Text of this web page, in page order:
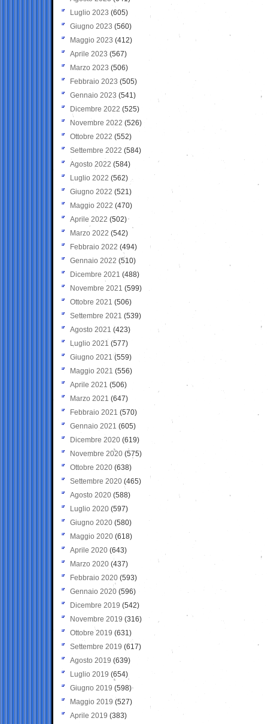
Luglio 2023 (605)
Giugno 2023 (560)
Maggio 2023 (412)
Aprile 2023 (567)
Marzo 2023 (506)
Febbraio 2023 (505)
Gennaio 2023 (541)
Dicembre 2022 (525)
Novembre 2022 (526)
Ottobre 2022 (552)
Settembre 2022 (584)
Agosto 2022 (584)
Luglio 2022 (562)
Giugno 2022 (521)
Maggio 2022 (470)
Aprile 2022 (502)
Marzo 2022 (542)
Febbraio 2022 (494)
Gennaio 2022 (510)
Dicembre 2021 (488)
Novembre 2021 (599)
Ottobre 2021 (506)
Settembre 2021 (539)
Agosto 2021 (423)
Luglio 2021 (577)
Giugno 2021(559)
Maggio 2021 (556)
Aprile 2021 (506)
Marzo 2021 (647)
Febbraio 2021 (570)
Gennaio 2021 (605)
Dicembre 2020 (619)
Novembre 2020 (575)
Ottobre 2020 (638)
Settembre 2020(465)
Agosto 2020 (588)
Luglio 2020 (597)
Giugno 2020 (580)
Maggio 2020 (618)
Aprile 2020 (643)
Marzo 2020 (437)
Febbraio 2020 (593)
Gennaio 2020 (596)
Dicembre 2019 (542)
Novembre 2019 (316)
Ottobre 2019 (631)
Settembre 2019 (617)
Agosto 2019 (639)
Luglio 2019 (654)
Giugno 2019 (598)
Maggio 2019 (527)
Aprile 2019 (383)